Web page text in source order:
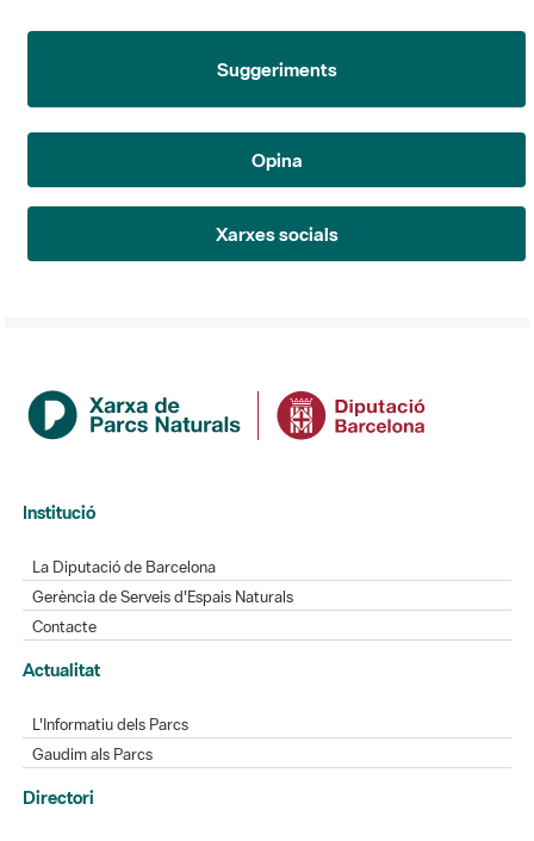
Suggeriments
Opina
Xarxes socials
Institució
La Diputació de Barcelona
Gerència de Serveis d'Espais Naturals
Contacte
Actualitat
L'Informatiu dels Parcs
Gaudim als Parcs
Directori